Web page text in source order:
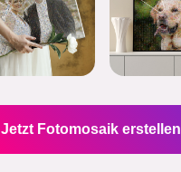
Jetzt Fotomosaik erstellen